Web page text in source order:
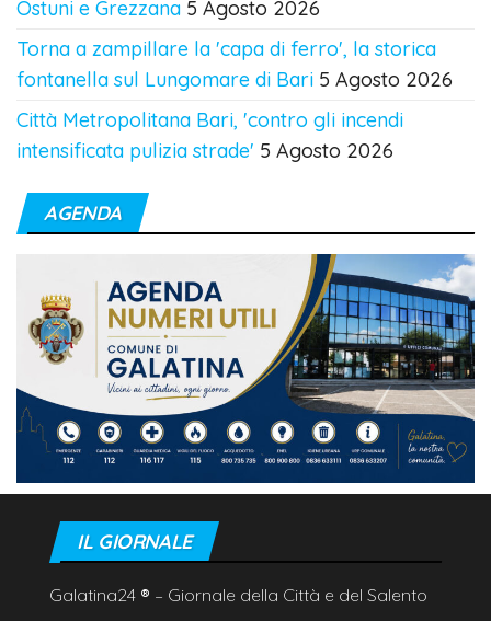
Ostuni e Grezzana 5 Agosto 2026
Torna a zampillare la 'capa di ferro', la storica
fontanella sul Lungomare di Bari 5 Agosto 2026
Città Metropolitana Bari, 'contro gli incendi
intensificata pulizia strade' 5 Agosto 2026
AGENDA
IL GIORNALE
Galatina24 ® – Giornale della Città e del Salento